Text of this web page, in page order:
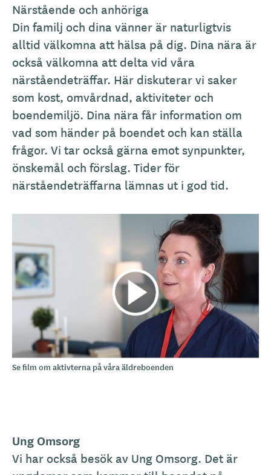
Närstående och anhöriga
Din familj och dina vänner är naturligtvis
alltid välkomna att hälsa på dig. Dina nära är
också välkomna att delta vid våra
närståendeträffar. Här diskuterar vi saker
som kost, omvårdnad, aktiviteter och
boendemiljö. Dina nära får information om
vad som händer på boendet och kan ställa
frågor. Vi tar också gärna emot synpunkter,
önskemål och förslag. Tider för
närståendeträffarna lämnas ut i god tid.
Se film om aktivterna på våra äldreboenden
Ung Omsorg
Vi har också besök av Ung Omsorg. Det är